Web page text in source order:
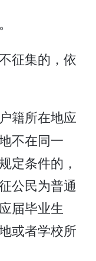
征集的，依
籍所在地应
不在同一
定条件的，
公民为普通
届毕业生
或者学校所